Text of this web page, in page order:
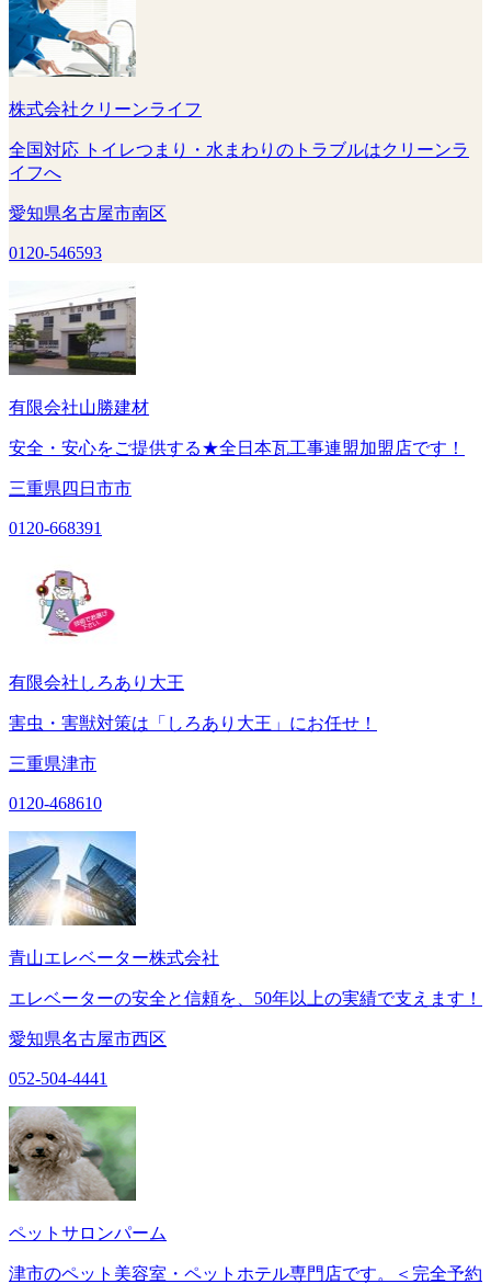
株式会社クリーンライフ
全国対応 トイレつまり・水まわりのトラブルはクリーンラ
イフへ
愛知県名古屋市南区
0120-546593
有限会社山勝建材
安全・安心をご提供する★全日本瓦工事連盟加盟店です！
三重県四日市市
0120-668391
有限会社しろあり大王
害虫・害獣対策は「しろあり大王」にお任せ！
三重県津市
0120-468610
青山エレベーター株式会社
エレベーターの安全と信頼を、50年以上の実績で支えます！
愛知県名古屋市西区
052-504-4441
ペットサロンパーム
津市のペット美容室・ペットホテル専門店です。＜完全予約